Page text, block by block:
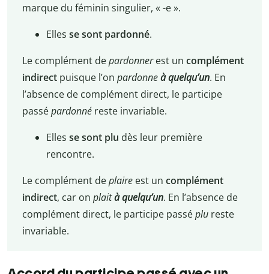
marque du féminin singulier, « -e ».
Elles se sont pardonné.
Le complément depardonnerest un complément
indirectpuisque l’on pardonneà quelqu’un. En
l’absence de complément direct, le participe
passépardonnéreste invariable.
Elles se sont plu dès leur première
rencontre.
Le complément deplaire est un complément
indirect, car on plaità quelqu’un. En l’absence de
complément direct, le participe passéplureste
invariable.